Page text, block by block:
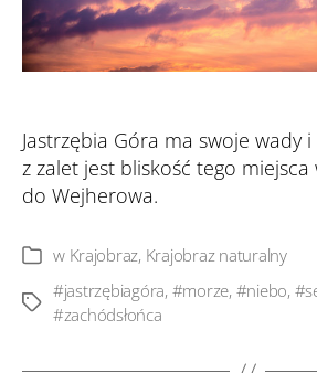
Jastrzębia Góra ma swoje wady
z zalet jest bliskość tego miejsca
do Wejherowa.
Kategorie
w Krajobraz, Krajobraz naturalny
Tagi
#jastrzębiagóra, #morze, #niebo,
#zachódsłońca